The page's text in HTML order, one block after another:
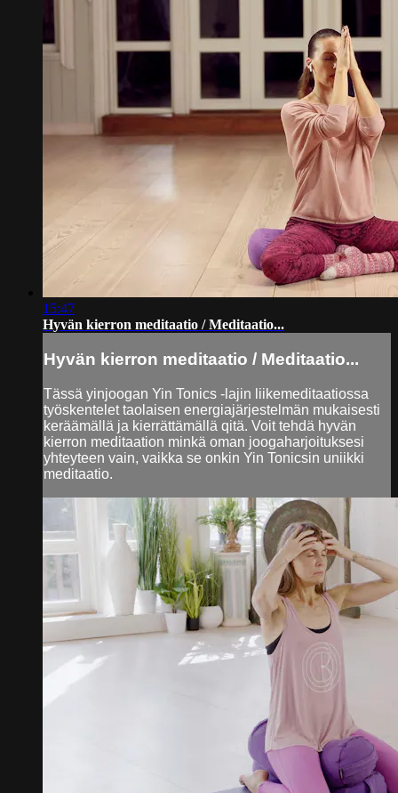
15:47
Hyvän kierron meditaatio / Meditaatio...
Hyvän kierron meditaatio / Meditaatio...
Tässä yinjoogan Yin Tonics -lajin liikemeditaatiossa
työskentelet taolaisen energiajärjestelmän mukaisesti
keräämällä ja kierrättämällä qitä. Voit tehdä hyvän
kierron meditaation minkä oman joogaharjoituksesi
yhteyteen vain, vaikka se onkin Yin Tonicsin uniikki
meditaatio.